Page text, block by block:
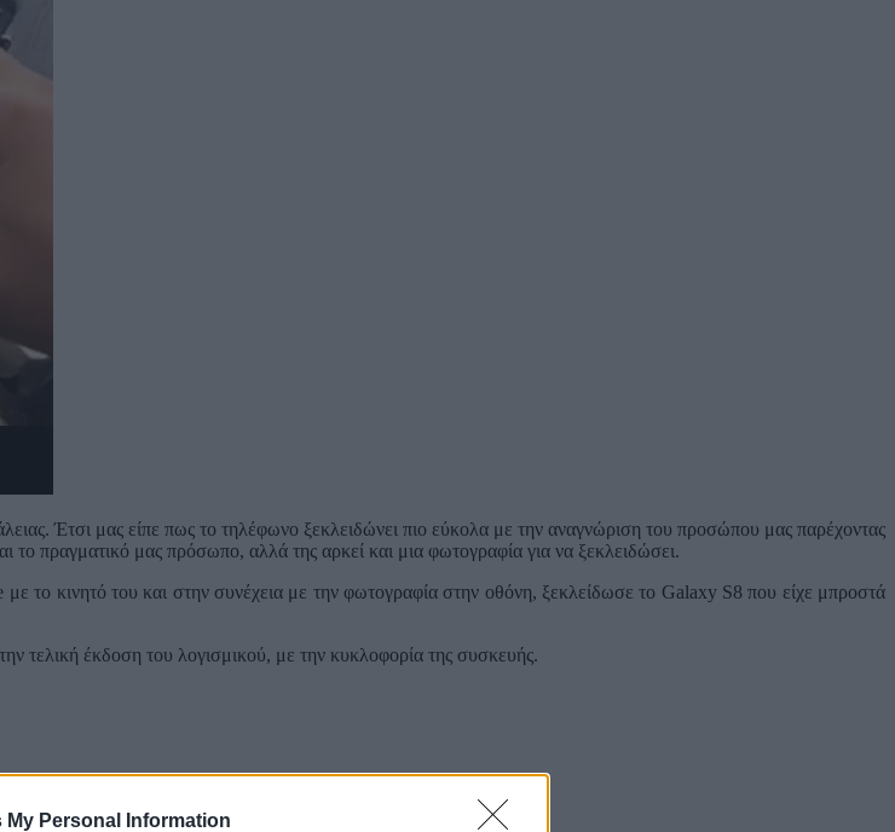
My Personal Information
Έτσι μας είπε πως το τηλέφωνο ξεκλειδώνει πιο εύκολα με την αναγνώριση του προσώπου μας παρέχοντας
πραγματικό μας πρόσωπο, αλλά της αρκεί και μια φωτογραφία για να ξεκλειδώσει.
το κινητό του και στην συνέχεια με την φωτογραφία στην οθόνη, ξεκλείδωσε το Galaxy S8 που είχε μπροστά
τελική έκδοση του λογισμικού, με την κυκλοφορία της συσκευής.